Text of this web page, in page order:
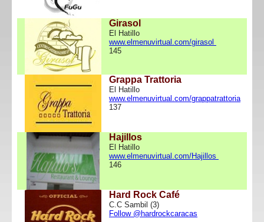
Girasol
El Hatillo
www.elmenuvirtual.com/girasol
145
Grappa Trattoria
El Hatillo
www.elmenuvirtual.com/grappatrattoria
137
Hajillos
El Hatillo
www.elmenuvirtual.com/Hajillos
146
Hard Rock Café
C.C Sambil (3)
Follow @hardrockcaracas